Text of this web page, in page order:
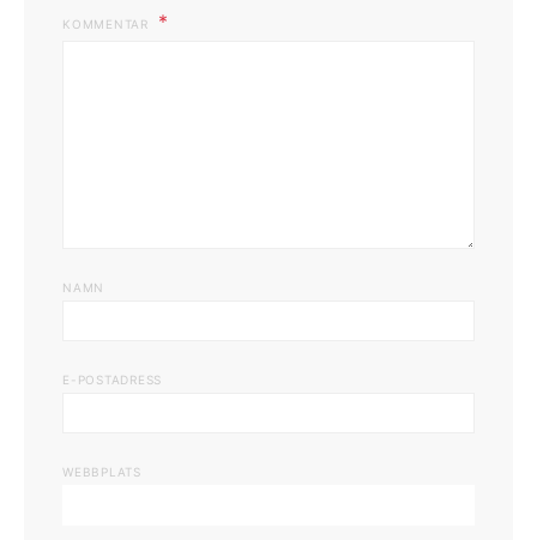
KOMMENTAR
NAMN
E-POSTADRESS
WEBBPLATS